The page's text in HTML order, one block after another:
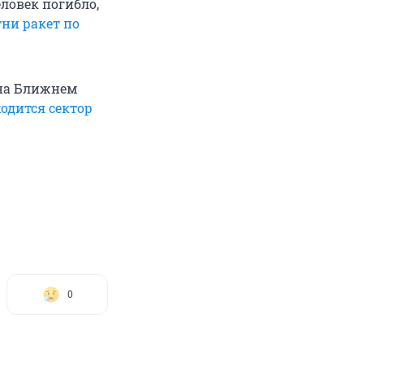
погибло,
ракет по
Ближнем
сектор
0